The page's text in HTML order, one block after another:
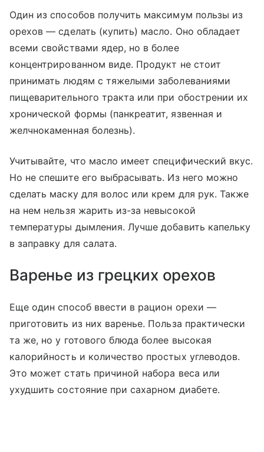
Один из способов получить максимум пользы из
орехов — сделать (купить) масло. Оно обладает
всеми свойствами ядер, но в более
концентрированном виде. Продукт не стоит
принимать людям с тяжелыми заболеваниями
пищеварительного тракта или при обострении их
хронической формы (панкреатит, язвенная и
желчнокаменная болезнь).
Учитывайте, что масло имеет специфический вкус.
Но не спешите его выбрасывать. Из него можно
сделать маску для волос или крем для рук. Также
на нем нельзя жарить из-за невысокой
температуры дымления. Лучше добавить капельку
в заправку для салата.
Варенье из грецких орехов
Еще один способ ввести в рацион орехи —
приготовить из них варенье. Польза практически
та же, но у готового блюда более высокая
калорийность и количество простых углеводов.
Это может стать причиной набора веса или
ухудшить состояние при сахарном диабете.